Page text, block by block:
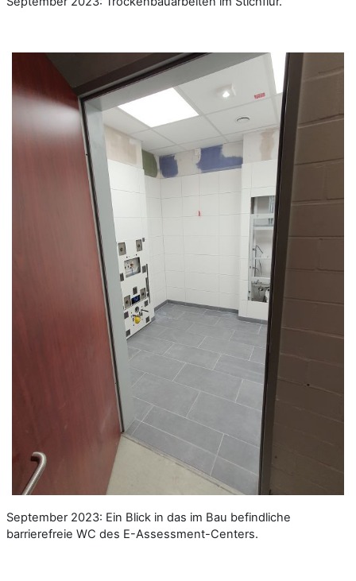
September 2023: Ein Blick in das im Bau befindliche
barrierefreie WC des E-Assessment-Centers.